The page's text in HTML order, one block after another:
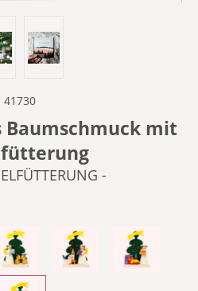
41730
Baumschmuck mit
-
-
- MIT HASEN -- MIT PFERD -- MIT